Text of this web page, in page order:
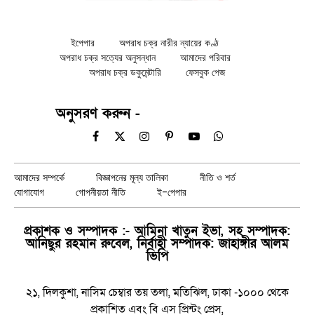
ইপেপার
অপরাধ চক্র নারীর ন্যায়ের কণ্ঠ
অপরাধ চক্র সত্যের অনুসন্ধান
আমাদের পরিবার
অপরাধ চক্র ডকুমেন্টারি
ফেসবুক পেজ
অনুসরণ করুন -
Facebook
X
InstagramPinterestYouTubeWhatsApp
আমাদের সম্পর্কে বিজ্ঞাপনের মূল্য তালিকা
নীতি ও শর্ত
যোগাযোগ
গোপনীয়তা নীতি ই-পেপার
প্রকাশক ও সম্পাদক :- আমিনা খাতুন ইভা, সহ সম্পাদক:
আনিছুর রহমান রুবেল, নির্বাহী সম্পাদক: জাহাঙ্গীর আলম
ভিপি
২১, দিলকুশা, নাসিম চেম্বার তয় তলা, মতিঝিল, ঢাকা -১০০০ থেকে
প্রকাশিত এবং বি এস প্রিন্টং প্রেস,